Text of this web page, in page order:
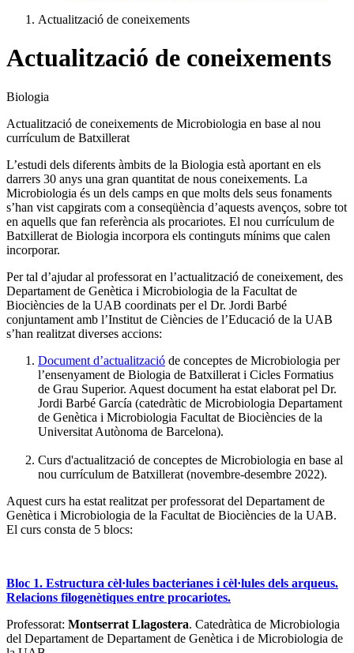
Actualització de coneixements
Actualització de coneixements
Biologia
Actualització de coneixements de Microbiologia en base al nou
currículum de Batxillerat
L’estudi dels diferents àmbits de la Biologia està aportant en els
darrers 30 anys una gran quantitat de nous coneixements. La
Microbiologia és un dels camps en que molts dels seus fonaments
s’han vist capgirats com a conseqüència d’aquests avenços, sobre tot
en aquells que fan referència als procariotes. El nou currículum de
Batxillerat de Biologia incorpora els continguts mínims que calen
incorporar.
Per tal d’ajudar al professorat en l’actualització de coneixement, des
Departament de Genètica i Microbiologia de la Facultat de
Biociències de la UAB coordinats per el Dr. Jordi Barbé
conjuntament amb l’Institut de Ciències de l’Educació de la UAB
s’han realitzat diverses accions:
Document d’actualització de conceptes de Microbiologia per
l’ensenyament de Biologia de Batxillerat i Cicles Formatius
de Grau Superior. Aquest document ha estat elaborat pel Dr.
Jordi Barbé García (catedràtic de Microbiologia Departament
de Genètica i Microbiologia Facultat de Biociències de la
Universitat Autònoma de Barcelona).
Curs d'actualització de conceptes de Microbiologia en base al
nou currículum de Batxillerat (novembre-desembre 2022).
Aquest curs ha estat realitzat per professorat del Departament de
Genètica i Microbiologia de la Facultat de Biociències de la UAB.
El curs consta de 5 blocs:
Bloc 1. Estructura cèl·lules bacterianes i cèl·lules dels arqueus.
Relacions filogenètiques entre procariotes.
Professorat: Montserrat Llagostera. Catedràtica de Microbiologia
del Departament de Departament de Genètica i de Microbiologia de